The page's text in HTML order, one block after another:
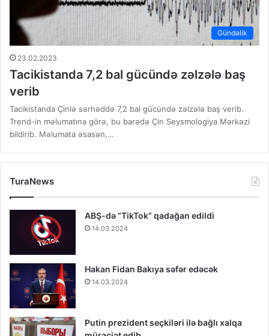
Gündəlik
23.02.2023
Tacikistanda 7,2 bal gücündə zəlzələ baş
verib
Tacikistanda Çinlə sərhəddə 7,2 bal gücündə zəlzələ baş verib.
Trend-in məlumatına görə, bu barədə Çin Seysmologiya Mərkəzi
bildirib. Məlumata əsasən,…
TuraNews
ABŞ-də “TikTok” qadağan edildi
14.03.2024
Hakan Fidan Bakıya səfər edəcək
14.03.2024
Putin prezident seçkiləri ilə bağlı xalqa